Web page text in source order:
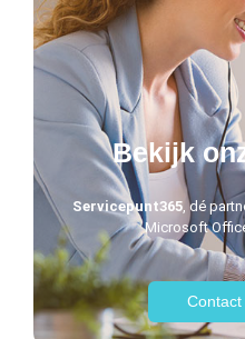
Bekijk
Servicepunt365, dé
Microsoft